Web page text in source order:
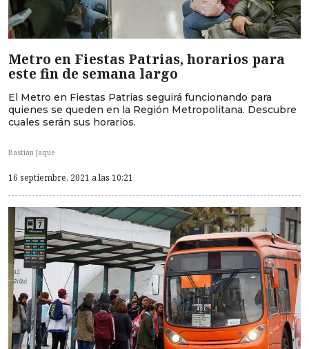
Metro en Fiestas Patrias, horarios para
este fin de semana largo
El Metro en Fiestas Patrias seguirá funcionando para
quienes se queden en la Región Metropolitana. Descubre
cuales serán sus horarios.
Bastián Jaque
16 septiembre, 2021 a las 10:21